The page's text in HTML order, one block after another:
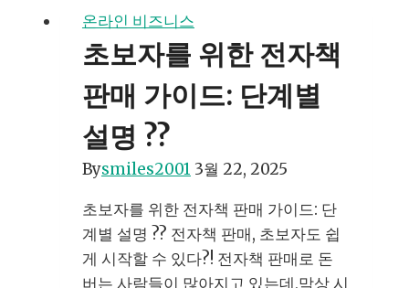
온라인 비즈니스
초보자를 위한 전자책
판매 가이드: 단계별
설명 ??
Bysmiles2001 3월 22, 2025
초보자를 위한 전자책 판매 가이드: 단
계별 설명 ?? 전자책 판매, 초보자도 쉽
게 시작할 수 있다?! 전자책 판매로 돈
버는 사람들이 많아지고 있는데,막상 시